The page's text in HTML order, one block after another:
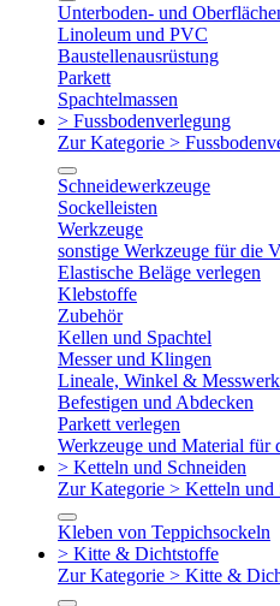
Unterboden- und
Linoleum und PVC
Baustellenausrüstung
Parkett
Spachtelmassen
> Fussbodenverlegung
Zur Kategorie >
Schneidewerkzeuge
Sockelleisten
Werkzeuge
sonstige Werkzeuge für die
Elastische Beläge verlegen
Klebstoffe
Zubehör
Kellen und Spachtel
Messer und Klingen
Lineale, Winkel &
Befestigen und Abdecken
Parkett verlegen
Werkzeuge und Material für
> Ketteln und Schneiden
Zur Kategorie > Ketteln und
Kleben von Teppichsockeln
> Kitte & Dichtstoffe
Zur Kategorie > Kitte &